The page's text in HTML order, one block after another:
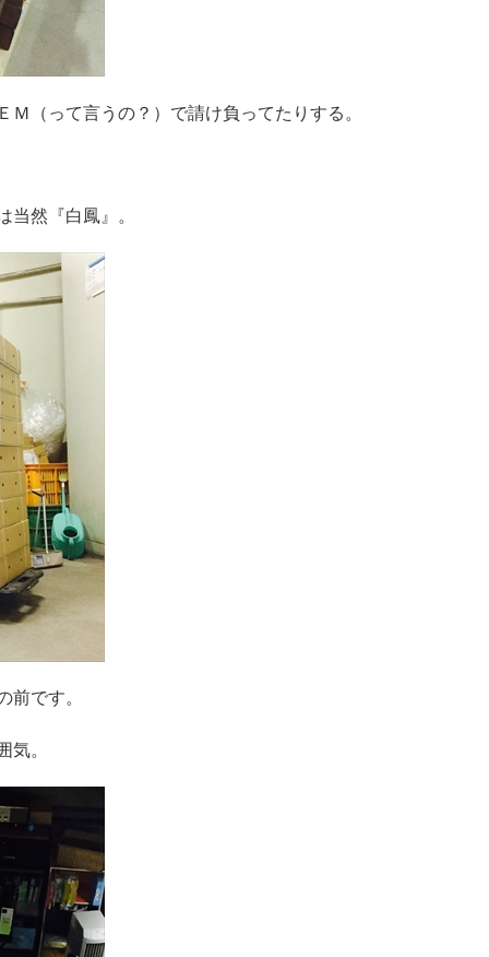
（って言うの？）で請け負ってたりする。
当然『白鳳』。
前です。
気。